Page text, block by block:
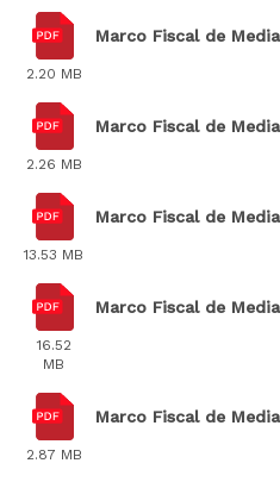
2.20 MB
Marco Fiscal de
2.26 MB
Marco Fiscal de
13.53 MB
Marco Fiscal de
16.52
MB
Marco Fiscal de
2.87 MB
Marco Fiscal de